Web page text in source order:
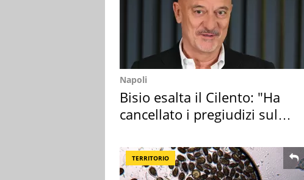
Napoli
Bisio esalta il Cilento: "Ha
cancellato i pregiudizi sul
TERRITORIO